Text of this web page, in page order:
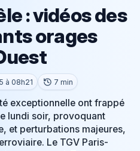
: vidéos des
orages
à 08h21 7 min
exceptionnelle ont frappé
lundi soir, provoquant
et perturbations majeures,
Le TGV Paris-